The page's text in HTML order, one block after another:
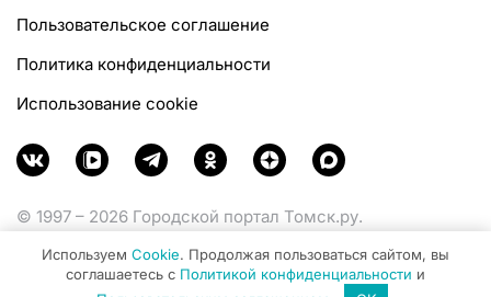
Пользовательское соглашение
Политика конфиденциальности
Использование cookie
© 1997 – 2026 Городской портал Томск.ру.
Министерства цифрового развития, связи и массовых
коммуникаций Российской Федерации.
Используем Cookie. Продолжая пользоваться сайтом, вы
соглашаетесь с Политикой конфиденциальности и